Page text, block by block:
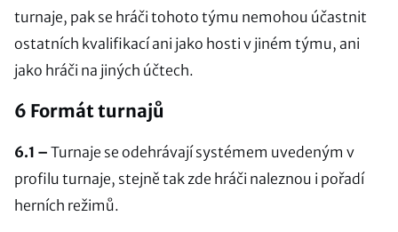
turnaje, pak se hráči tohoto týmu nemohou účastnit
ostatních kvalifikací ani jako hosti v jiném týmu, ani
jako hráči na jiných účtech.
6 Formát turnajů
6.1 – Turnaje se odehrávají systémem uvedeným v
profilu turnaje, stejně tak zde hráči naleznou i pořadí
herních režimů.